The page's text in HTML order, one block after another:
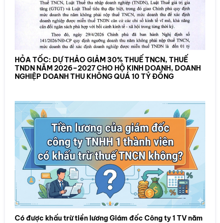
HỎA TỐC: DỰ THẢO GIẢM 30% THUẾ TNCN, THUẾ
TNDN NĂM 2026–2027 CHO HỘ KINH DOANH, DOANH
NGHIỆP DOANH THU KHÔNG QUÁ 10 TỶ ĐỒNG
Có được khấu trừ tiền lương Giám đốc Công ty 1 TV năm